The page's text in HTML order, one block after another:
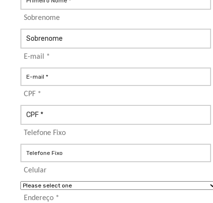
Sobrenome
E-mail *
CPF *
Telefone Fixo
Celular
Endereço *